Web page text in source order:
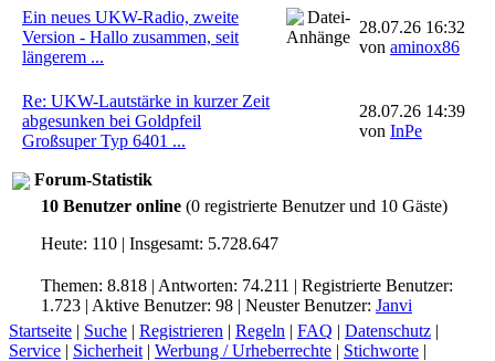
Ein neues UKW-Radio, zweite
Version - Hallo zusammen, seit
längerem ...
28.07.26 16:32
von aminox86
Re: UKW-Lautstärke in kurzer Zeit
abgesunken bei Goldpfeil
Großsuper Typ 6401 ...
28.07.26 14:39
von InPe
Forum-Statistik
10 Benutzer online (0 registrierte Benutzer und 10 Gäste)
Heute: 110 | Insgesamt: 5.728.647
Themen: 8.818 | Antworten: 74.211 | Registrierte Benutzer:
1.723 | Aktive Benutzer: 98 | Neuster Benutzer: Janvi
Startseite | Suche | Registrieren | Regeln | FAQ | Datenschutz |
Service | Sicherheit | Werbung / Urheberrechte | Stichworte |